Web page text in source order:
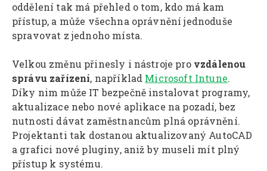
oddělení tak má přehled o tom, kdo má kam
přístup, a může všechna oprávnění jednoduše
spravovat z jednoho místa.
Velkou změnu přinesly i nástroje pro vzdálenou
správu zařízení, například Microsoft Intune.
Díky nim může IT bezpečně instalovat programy,
aktualizace nebo nové aplikace na pozadí, bez
nutnosti dávat zaměstnancům plná oprávnění.
Projektanti tak dostanou aktualizovaný AutoCAD
a grafici nové pluginy, aniž by museli mít plný
přístup k systému.